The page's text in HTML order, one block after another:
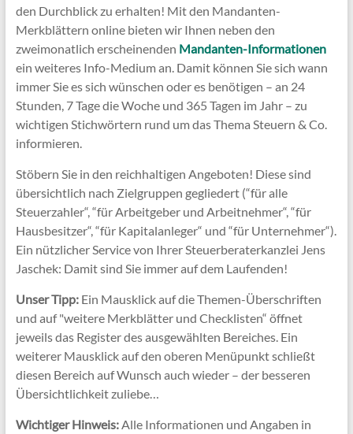
den Durchblick zu erhalten! Mit den Mandanten-
Merkblättern online bieten wir Ihnen neben den
zweimonatlich erscheinenden Mandanten-Informationen
ein weiteres Info-Medium an. Damit können Sie sich wann
immer Sie es sich wünschen oder es benötigen – an 24
Stunden, 7 Tage die Woche und 365 Tagen im Jahr – zu
wichtigen Stichwörtern rund um das Thema Steuern & Co.
informieren.
Stöbern Sie in den reichhaltigen Angeboten! Diese sind
übersichtlich nach Zielgruppen gegliedert (“für alle
Steuerzahler“, “für Arbeitgeber und Arbeitnehmer“, “für
Hausbesitzer“, “für Kapitalanleger“ und “für Unternehmer“).
Ein nützlicher Service von Ihrer Steuerberaterkanzlei Jens
Jaschek: Damit sind Sie immer auf dem Laufenden!
Unser Tipp:Ein Mausklick auf die Themen-Überschriften
und auf "weitere Merkblätter und Checklisten“ öffnet
jeweils das Register des ausgewählten Bereiches. Ein
weiterer Mausklick auf den oberen Menüpunkt schließt
diesen Bereich auf Wunsch auch wieder – der besseren
Übersichtlichkeit zuliebe…
Wichtiger Hinweis:Alle Informationen und Angaben in